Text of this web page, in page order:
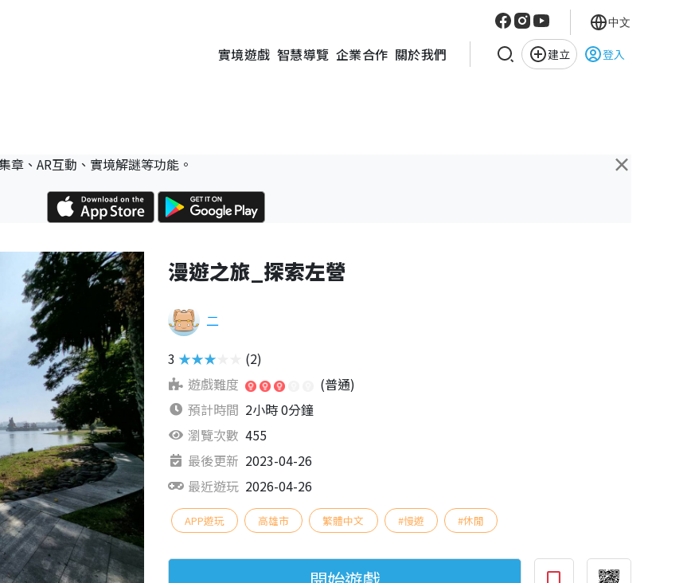
實境遊戲 智慧導覽 企業合作 關於我們 建立 登入
中文
×
章、AR互動、實境解謎等功能。
漫遊之旅_探索左營
二
3 ★★★★★
(2)
遊戲難度
(普通)
預計時間 2小時 0分鐘
瀏覽次數 455
最後更新 2023-04-26
最近遊玩 2026-04-26
APP遊玩 高雄市 繁體中文 #慢遊 #休閒